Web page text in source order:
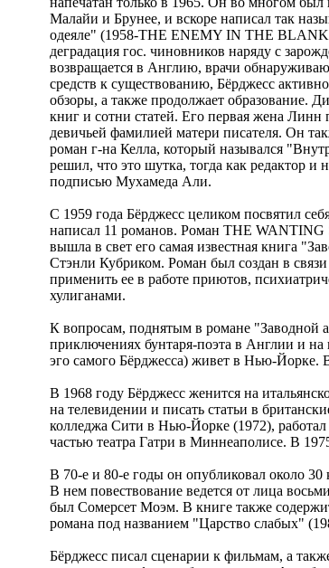
Малайи и Брунее, и вскоре написал так
одеяле" (1958-THE ENEMY IN THE
деградация гос. чиновников наряду с
возвращается в Англию, врачи
средств к существованию, Бёрджесс
обзоры, а также продолжает образование.
книг и сотни статей. Его первая жена
девичьей фамилией матери писателя. Он
роман г-на Келла, который назывался
решил, что это шутка, тогда как редактор
подписью Мухамеда Али.
С 1959 года Бёрджесс целиком посвятил
написал 11 романов. Роман THE WANTING
вышла в свет его самая известная книга
Стэнли Кубриком. Роман был создан в
применить ее в работе приютов,
хулиганами.
К вопросам, поднятым в романе "Заводной
приключениях бунтаря-поэта в Англии и
эго самого Бёрджесса) живет в Нью-Йорке.
В 1968 году Бёрджесс женится на
на телевидении и писать статьи в
колледжа Сити в Нью-Йорке (1972),
частью театра Гатри в Миннеаполисе. В
В 70-е и 80-е годы он опубликовал около
В нем повествование ведется от лица
был Сомерсет Моэм. В книге также
романа под названием "Царство слабых"
Бёрджесс писал сценарии к фильмам, а